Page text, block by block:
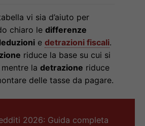
vi sia d’aiuto per
chiaro le differenze
e detrazioni fiscali.
riduce la base su cui si
la detrazione riduce
delle tasse da pagare.
2026: Guida completa